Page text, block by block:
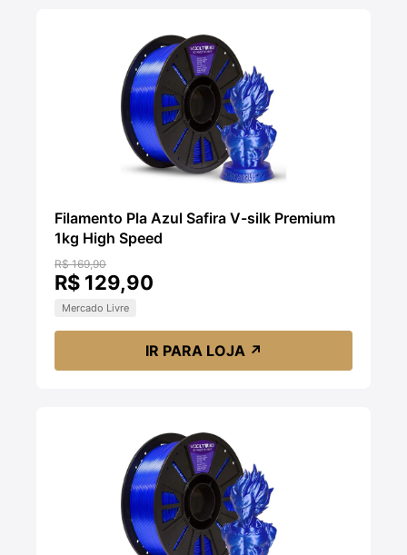
Filamento Pla Azul Safira V-silk Premium
1kg High Speed
R$ 169,90
R$ 129,90
Mercado Livre
IR PARA LOJA ↗